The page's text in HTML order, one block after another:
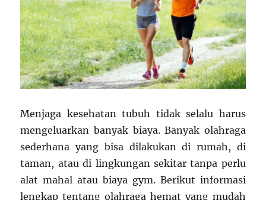
Menjaga kesehatan tubuh tidak selalu harus
mengeluarkan banyak biaya. Banyak olahraga
sederhana yang bisa dilakukan di rumah, di
taman, atau di lingkungan sekitar tanpa perlu
alat mahal atau biaya gym. Berikut informasi
lengkap tentang olahraga hemat yang mudah